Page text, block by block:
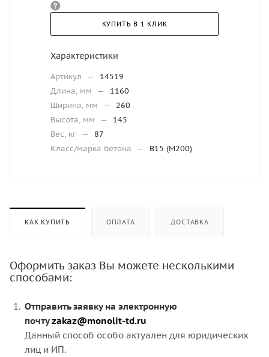
КУПИТЬ В 1 КЛИК
Характеристики
Артикул —
14519
Длина, мм
—
1160
Ширина, мм
—
260
Высота, мм
—
145
Вес, кг —
87
Класс/марка бетона
— В15 (М200)
КАК КУПИТЬ ОПЛАТА ДОСТАВКА
Оформить заказ Вы можете несколькими
способами:
Отправить заявку на электронную
почтуzakaz@monolit-td.ru
Данный способ особо актуален для юридических
лиц и ИП.